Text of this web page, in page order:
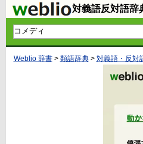
対義語反対語辞
Weblio 辞書> 類語辞典> 対義語・反対